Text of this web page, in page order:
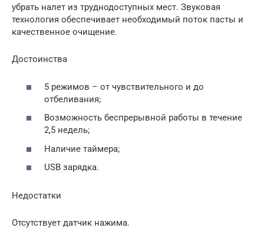
убрать налет из труднодоступных мест. Звуковая
технология обеспечивает необходимый поток пасты и
качественное очищение.
Достоинства
5 режимов – от чувствительного и до
отбеливания;
Возможность беспрерывной работы в течение
2,5 недель;
Наличие таймера;
USB зарядка.
Недостатки
Отсутствует датчик нажима.